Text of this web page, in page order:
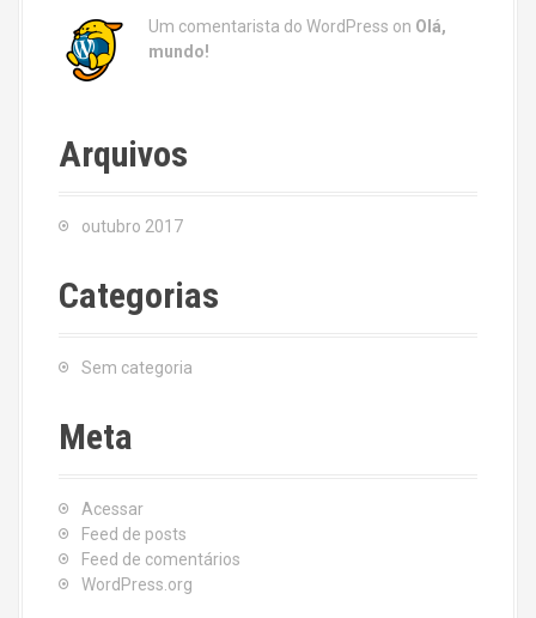
Um comentarista do WordPress on Olá,
mundo!
Arquivos
outubro 2017
Categorias
Sem categoria
Meta
Acessar
Feed de posts
Feed de comentários
WordPress.org